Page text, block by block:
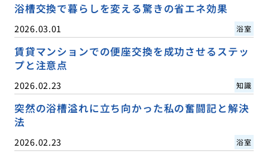
浴槽交換で暮らしを変える驚きの省エネ効果
2026.03.01 浴室
賃貸マンションでの便座交換を成功させるステッ
プと注意点
2026.02.23 知識
突然の浴槽溢れに立ち向かった私の奮闘記と解決
法
2026.02.23 浴室